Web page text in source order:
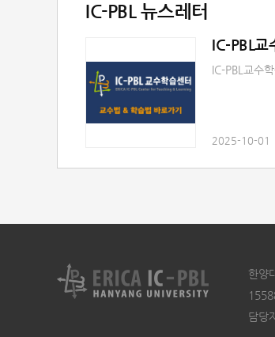
가 더욱 크
IC-PBL 뉴스레터
IC-PBL교수
2025-10-01
한양
담당